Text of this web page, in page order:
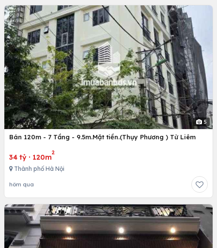
5
Bán 120m - 7 Tầng - 9.5m.Mặt tiền.(Thụy Phương ) Từ Liêm
34 tỷ · 120m
2
Thành phố Hà Nội
hôm qua